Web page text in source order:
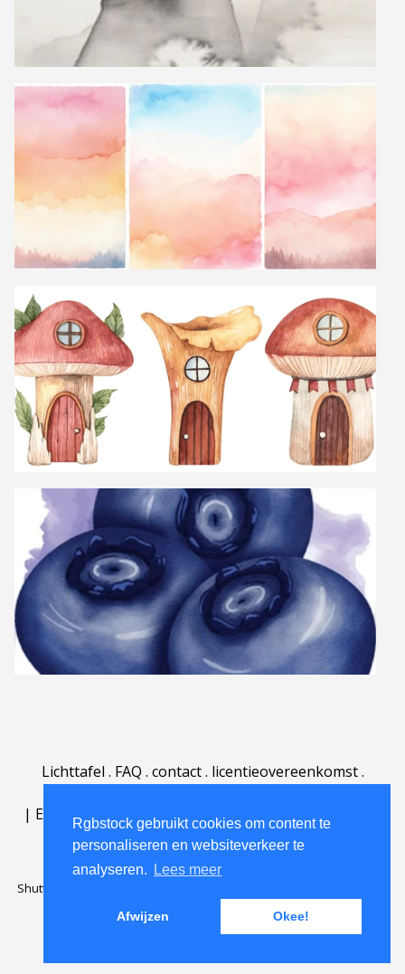
Rgbstock gebruikt cookies om content te
personaliseren en websiteverkeer te
analyseren.
Lees meer
Afwijzen Okee!
Lichttafel . FAQ . contact. licentieovereenkomst.
| English | Deutsch Español | Português
Nederlands|
Shutterstock official partner of Rgbstock
Rgbstock